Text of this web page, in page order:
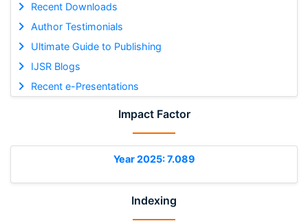
Recent Downloads
Author Testimonials
Ultimate Guide to Publishing
IJSR Blogs
Recent e-Presentations
Impact Factor
Year 2025: 7.089
Indexing